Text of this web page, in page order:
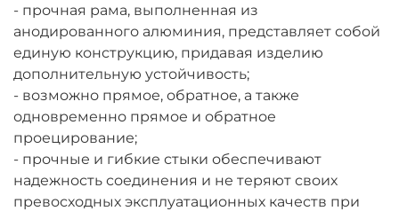
- прочная рама, выполненная из
анодированного алюминия, представляет собой
единую конструкцию, придавая изделию
дополнительную устойчивость;
- возможно прямое, обратное, а также
одновременно прямое и обратное
проецирование;
- прочные и гибкие стыки обеспечивают
надежность соединения и не теряют своих
превосходных эксплуатационных качеств при